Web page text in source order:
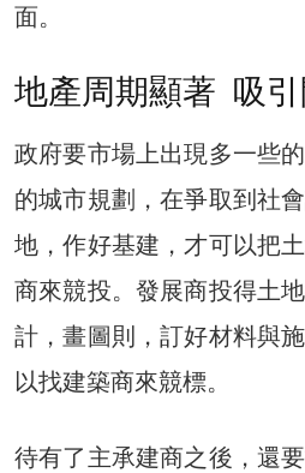
面。
地產周期顯著 吸
政府要市場上出現多一些
的城市規劃，在爭取到社
地，作好基建，才可以把
商來競投。發展商投得土
計，畫圖則，訂好材料與
以找建築商來競標。
待有了主承建商之後，還